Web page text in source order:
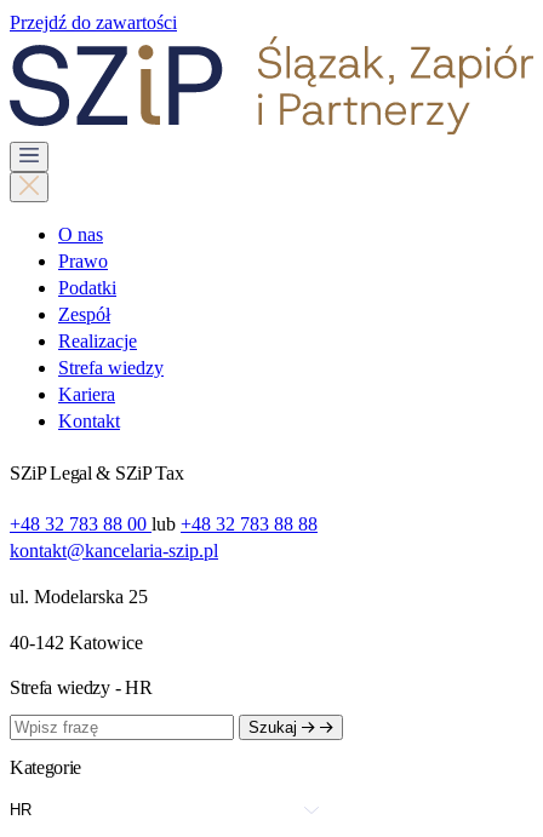
Przejdź do zawartości
O nas
Prawo
Podatki
Zespół
Realizacje
Strefa wiedzy
Kariera
Kontakt
SZiP Legal & SZiP Tax
+48 32 783 88 00 lub +48 32 783 88 88
kontakt@kancelaria-szip.pl
ul. Modelarska 25
40‑142 Katowice
Strefa wiedzy - HR
Szukaj
Kategorie